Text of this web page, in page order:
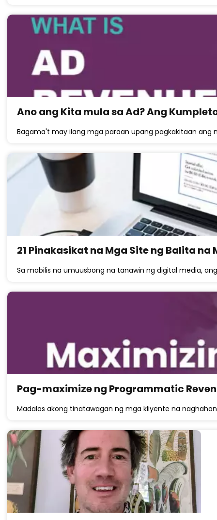
Ano ang Kita mula sa Ad? Ang
Bagama't may ilang mga paraan upang pagkakitaan ang
21 Pinakasikat na Mga Site ng Balita na
Sa mabilis na umuusbong na tanawin ng digital media,
Pag-maximize ng Programmatic
Madalas akong tinatawagan ng mga kliyente na